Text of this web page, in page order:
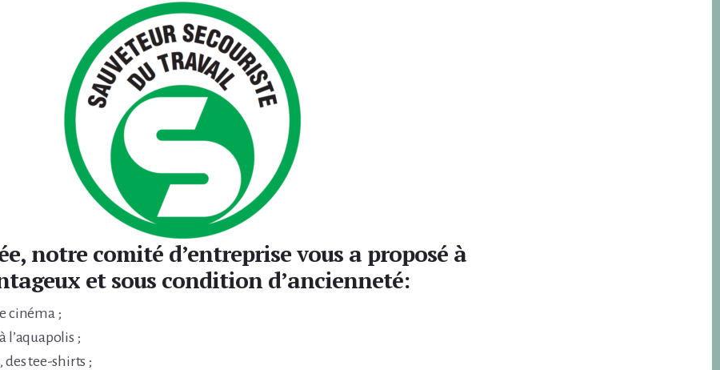
notre comité d’entreprise vous a proposé à
et sous condition d’ancienneté:
cinéma ;
l’aquapolis ;
des tee-shirts ;